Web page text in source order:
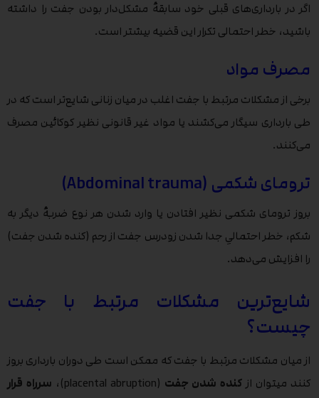
اگر در بارداری‌های قبلی خود سابقۀ مشکل‌دار بودن جفت را داشته
باشید، خطر احتمالی تکرار این قضیه بیشتر است.
مصرف مواد
برخی از مشکلات مرتبط با جفت اغلب در میان زنانی شایع‌تر است که در
طی بارداری سیگار می‌کشند یا مواد غیر قانونی نظیر کوکائین مصرف
می‌کنند.
ترومای شکمی (Abdominal trauma)
بروز ترومای شکمی نظیر افتادن یا وارد شدن هر نوع ضربۀ دیگر به
شکم، خطر احتمالیِ جدا شدن زودرس جفت از رحم (کنده شدن جفت)
را افزایش می‌دهد.
شایع‌ترین مشکلات مرتبط با جفت
چیست؟
از میان مشکلات مرتبط با جفت که ممکن است طی دوران بارداری بروز
کنند میتوان از کنده شدن جفت (placental abruption)،
سرراه قرار